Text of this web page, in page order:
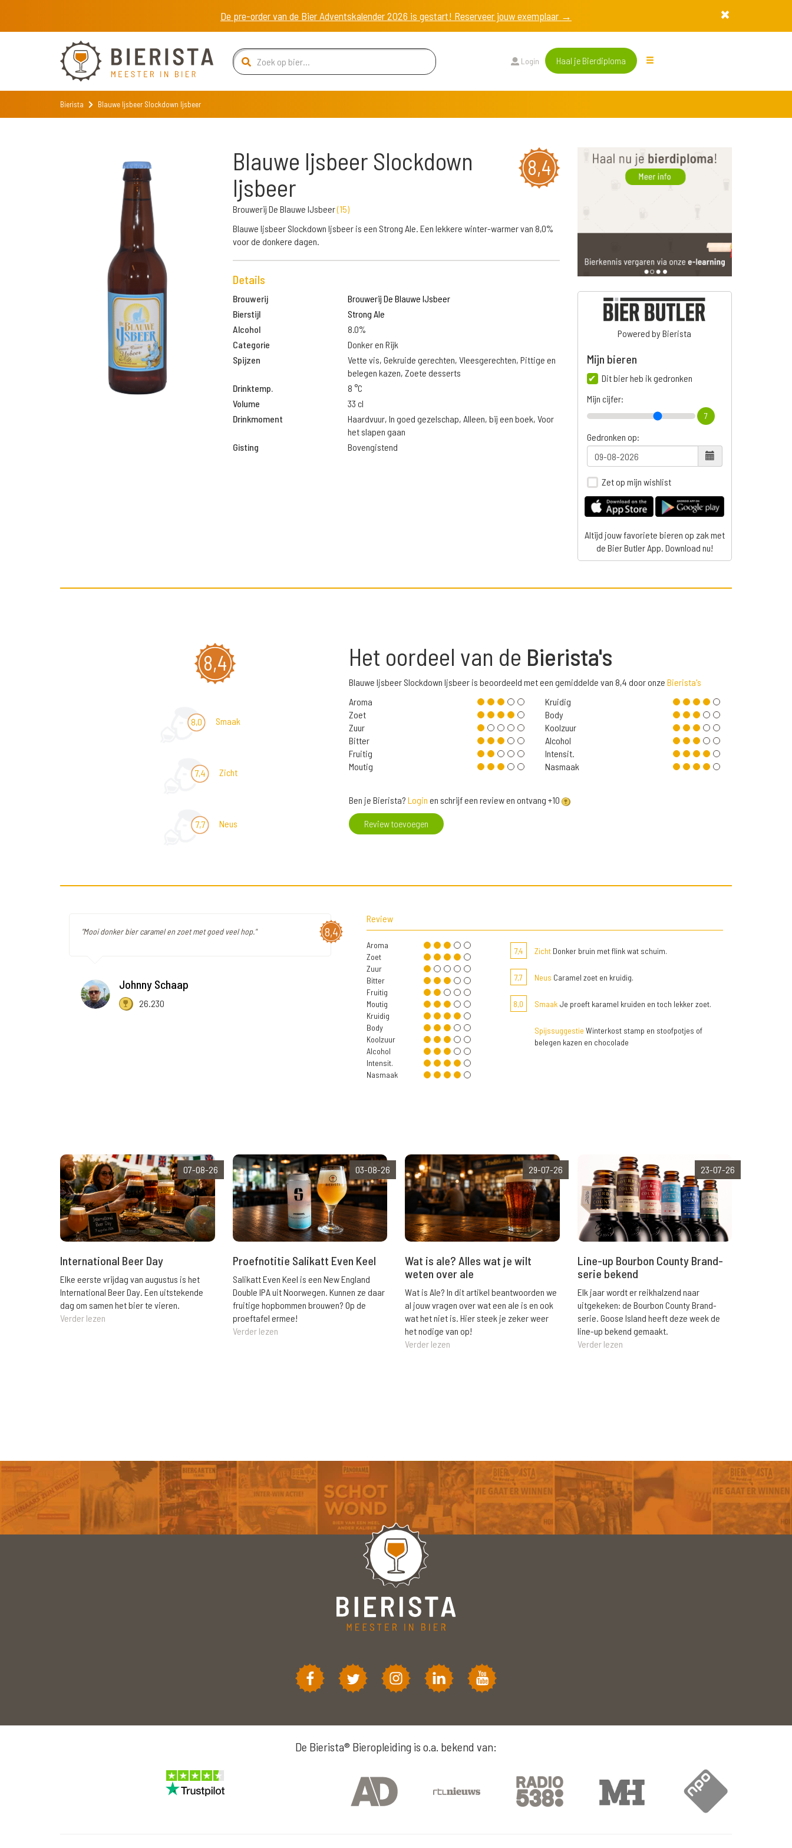
De pre-order van de Bier Adventskalender 2026 is gestart! Reserveer jouw exemplaar →
Login Haal je Bierdiploma
Bierista Blauwe Ijsbeer Slockdown Ijsbeer
8,4
Blauwe Ijsbeer Slockdown
Ijsbeer
Brouwerij De Blauwe IJsbeer(15)
Blauwe Ijsbeer Slockdown Ijsbeer is een Strong Ale. Een lekkere winter-warmer van 8,0%
voor de donkere dagen.
Details
Brouwerij
Brouwerij De Blauwe IJsbeer
Bierstijl
Strong Ale
Alcohol
8.0%
Categorie
Donker en Rijk
Spijzen
Vette vis, Gekruide gerechten, Vleesgerechten, Pittige en
belegen kazen, Zoete desserts
Drinktemp.
8 °C
Volume
33 cl
Drinkmoment
Haardvuur, In goed gezelschap, Alleen, bij een boek, Voor
het slapen gaan
Gisting
Bovengistend
Powered by Bierista
Mijn bieren
Dit bier heb ik gedronken
Mijn cijfer:
7
Gedronken op:
Zet op mijn wishlist
Altijd jouw favoriete bieren op zak met
de Bier Butler App. Download nu!
8,4
8,0 Smaak
7,4 Zicht
7,7 Neus
Het oordeel van de Bierista's
Blauwe Ijsbeer Slockdown Ijsbeer is beoordeeld met een gemiddelde van 8,4 door onze Bierista's
Aroma
Zoet
Zuur
Bitter
Fruitig
Moutig
Kruidig
Body
Koolzuur
Alcohol
Intensit.
Nasmaak
Ben je Bierista? Login en schrijf een review en ontvang +10
Review toevoegen
8,4
"Mooi donker bier caramel en zoet met goed veel hop."
Johnny Schaap
26.230
Review
Aroma
Zoet
Zuur
Bitter
Fruitig
Moutig
Kruidig
Body
Koolzuur
Alcohol
Intensit.
Nasmaak
7,4 ZichtDonker bruin met flink wat schuim.
7,7 Neus Caramel zoet en kruidig.
8,0 SmaakJe proeft karamel kruiden en toch lekker zoet.
Spijssuggestie Winterkost stamp en stoofpotjes of
belegen kazen en chocolade
07-08-26
International Beer Day
Elke eerste vrijdag van augustus is het
International Beer Day. Een uitstekende
dag om samen het bier te vieren.
Verder lezen
03-08-26
Proefnotitie Salikatt Even Keel
Salikatt Even Keel is een New England
Double IPA uit Noorwegen. Kunnen ze daar
fruitige hopbommen brouwen? Op de
proeftafel ermee!
Verder lezen
29-07-26
Wat is ale? Alles wat je wilt
weten over ale
Wat is Ale? In dit artikel beantwoorden we
al jouw vragen over wat een ale is en ook
wat het niet is. Hier steek je zeker weer
het nodige van op!
Verder lezen
23-07-26
Line-up Bourbon County Brand-
serie bekend
Elk jaar wordt er reikhalzend naar
uitgekeken: de Bourbon County Brand-
serie. Goose Island heeft deze week de
line-up bekend gemaakt.
Verder lezen
De Bierista® Bieropleiding is o.a. bekend van: